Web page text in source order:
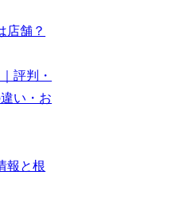
店舗？
評判・
い・お
報と根